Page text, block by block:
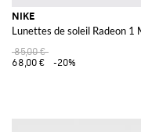
NIKE
Lunettes de soleil Radeon 1
85,00 €
68,00 €
-20%